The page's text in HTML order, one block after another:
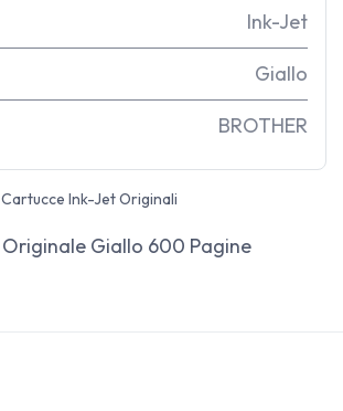
Ink-Jet
Giallo
BROTHER
Cartucce Ink-Jet Originali
Giallo 600 Pagine